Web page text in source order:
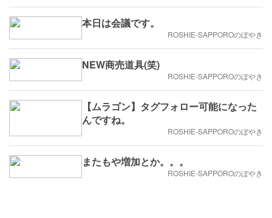
本日は会議です。
ROSHIE-SAPPOROのぼやき
NEW商売道具(笑)
ROSHIE-SAPPOROのぼやき
【ムラゴン】タグフォロー可能になった
んですね。
ROSHIE-SAPPOROのぼやき
またもや増加とか。。。
ROSHIE-SAPPOROのぼやき